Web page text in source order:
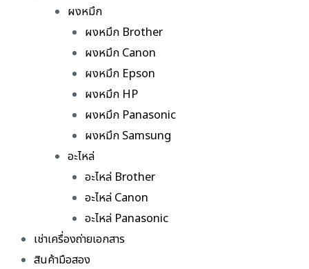
ผงหมึก
ผงหมึก Brother
ผงหมึก Canon
ผงหมึก Epson
ผงหมึก HP
ผงหมึก Panasonic
ผงหมึก Samsung
อะไหล่
อะไหล่ Brother
อะไหล่ Canon
อะไหล่ Panasonic
เช่าเครื่องถ่ายเอกสาร
สินค้ามือสอง